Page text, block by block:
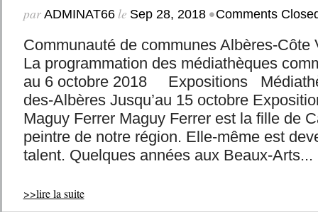
par ADMINAT66le Sep 28, 2018 •Comments
Communauté de communes Albères-
La programmation des médiathèques
au 6 octobre 2018 Expositions
des-Albères Jusqu’au 15 octobre
Maguy Ferrer Maguy Ferrer est la fille de
peintre de notre région. Elle-même est
talent. Quelques années aux Beaux-Arts...
>>lire la suite